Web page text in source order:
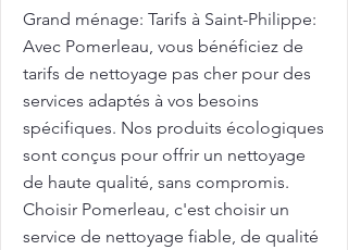
Grand ménage: Tarifs à Saint-Philippe:
Avec Pomerleau, vous bénéficiez de
tarifs de nettoyage pas cher pour des
services adaptés à vos besoins
spécifiques. Nos produits écologiques
sont conçus pour offrir un nettoyage
de haute qualité, sans compromis.
Choisir Pomerleau, c'est choisir un
service de nettoyage fiable, de qualité